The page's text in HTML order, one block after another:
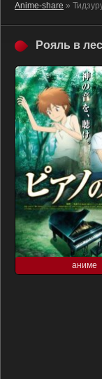
Anime-share »
Рояль в
аниме